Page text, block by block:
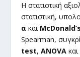
Η στατιστική
στατιστική,
α και
Spearman,
test,ANOVA και